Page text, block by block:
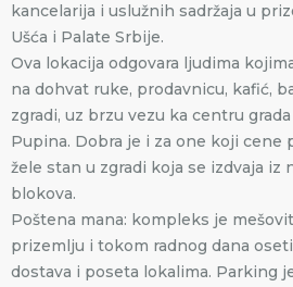
kancelarija i uslužnih sadržaja u
Ušća i Palate Srbije.
Ova lokacija odgovara ljudima
na dohvat ruke, prodavnicu, kafić,
zgradi, uz brzu vezu ka centru
Pupina. Dobra je i za one koji cene
žele stan u zgradi koja se izdvaja
blokova.
Poštena mana: kompleks je
prizemlju i tokom radnog dana
dostava i poseta lokalima. Parking